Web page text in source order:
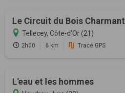
Le Circuit du Bois Charmant
Tellecey, Côte-d'Or (21)
2h00 6 km Tracé GPS
L'eau et les hommes